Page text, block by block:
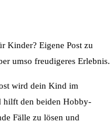
Kinder? Eigene Post zu
umso freudigeres Erlebnis.
wird dein Kind im
hilft den beiden Hobby-
Fälle zu lösen und